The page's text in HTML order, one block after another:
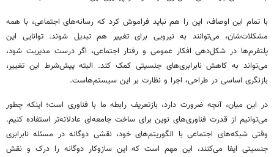
با تمام این اوصاف، این را هم نباید فراموش کرد که رسانه‌های اجتماعی، با همه
مشکلات‌شان، می‌توانند به نیرویی برای تغییر هم تبدیل شوند. توانایی این
پلتفرم‌ها در شکل‌دهی افکار عمومی و رفتار اجتماعی، اگر درست مدیریت شود،
می‌تواند به کاهش نابرابری‌های جنسیتی کمک کند. البته پیش‌شرط این تغییر،
بازنگری اساسی در طراحی، اجرا و نظارت بر این سیستم‌هاست.
در این میان، آنچه ضرورت دارد، بازتعریف رابطه ما با فناوری است؛ اینکه چطور
می‌توانیم از قدرت فناوری‌های نوین برای ساخت جامعه‌ای عادلانه‌تر استفاده کنیم.
وقتی شبکه‌های اجتماعی با الگوریتم‌های خود، نقشی دوگانه در مسئله نابرابری
جنسیتی ایفا می‌کنند، این مهم است که این سازوکار دوگانه را درک و نقش